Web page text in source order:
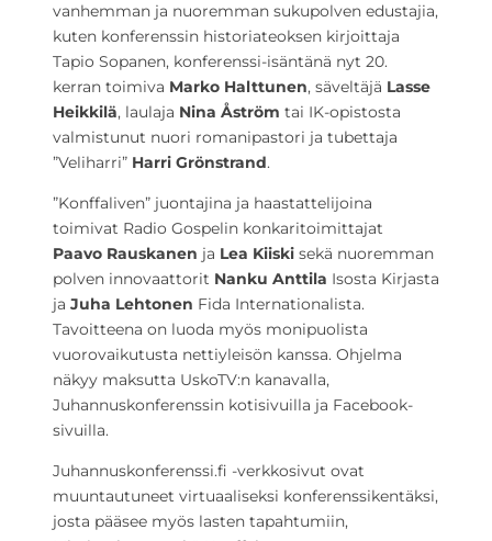
vanhemman ja nuoremman sukupolven edustajia,
kuten konferenssin historiateoksen kirjoittaja
Tapio Sopanen, konferenssi-isäntänä nyt 20.
kerran toimiva Marko Halttunen, säveltäjä Lasse
Heikkilä, laulaja Nina Åström tai IK-opistosta
valmistunut nuori romanipastori ja tubettaja
”Veliharri” Harri Grönstrand.
”Konffaliven” juontajina ja haastattelijoina
toimivat Radio Gospelin konkaritoimittajat
Paavo Rauskanen ja Lea Kiiski sekä nuoremman
polven innovaattorit Nanku Anttila Isosta Kirjasta
ja Juha Lehtonen Fida Internationalista.
Tavoitteena on luoda myös monipuolista
vuorovaikutusta nettiyleisön kanssa. Ohjelma
näkyy maksutta UskoTV:n kanavalla,
Juhannuskonferenssin kotisivuilla ja Facebook-
sivuilla.
Juhannuskonferenssi.fi -verkkosivut ovat
muuntautuneet virtuaaliseksi konferenssikentäksi,
josta pääsee myös lasten tapahtumiin,